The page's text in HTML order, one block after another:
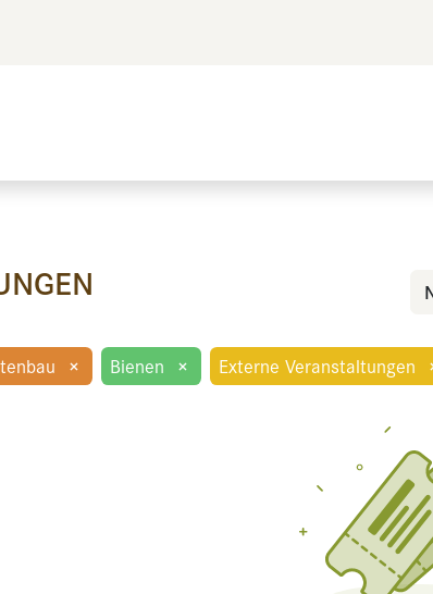
× Bienen × Externe Veranstaltungen